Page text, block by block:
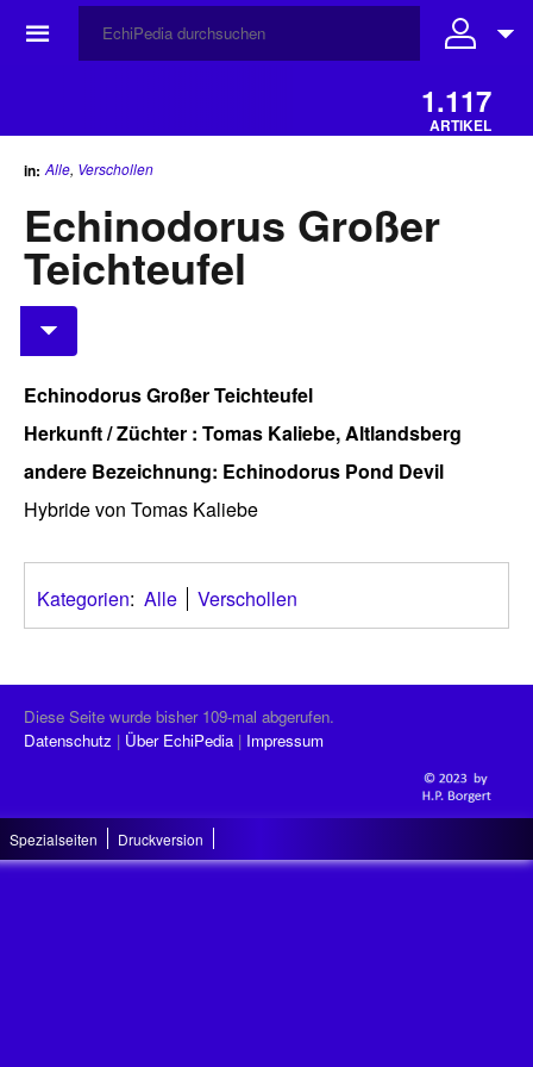
☰
1.117
ARTIKEL
in: Alle, Verschollen
Echinodorus Großer
Teichteufel
Echinodorus Großer Teichteufel
Herkunft / Züchter : Tomas Kaliebe, Altlandsberg
andere Bezeichnung: Echinodorus Pond Devil
Hybride von Tomas Kaliebe
Kategorien: Alle Verschollen
Diese Seite wurde bisher 109-mal abgerufen.
Datenschutz
Über EchiPedia Impressum
Spezialseiten Druckversion